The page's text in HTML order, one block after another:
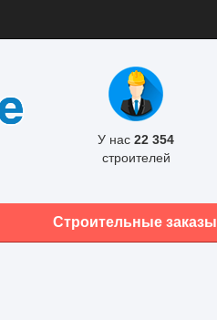
У нас 22 354
строителей
Строительные заказы